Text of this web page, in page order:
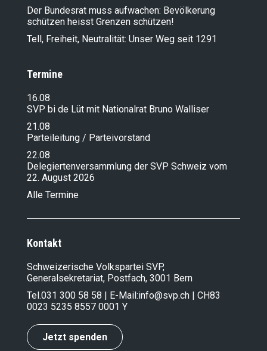
Der Bundesrat muss aufwachen: Bevölkerung
schützen heisst Grenzen schützen!
Tell, Freiheit, Neutralität: Unser Weg seit 1291
Termine
16.08
SVP bi de Lüt mit Nationalrat Bruno Walliser
21.08
Parteileitung / Parteivorstand
22.08
Delegiertenversammlung der SVP Schweiz vom
22. August 2026
Alle Termine
Kontakt
Schweizerische Volkspartei SVP,
Generalsekretariat, Postfach, 3001 Bern
Tel.031 300 58 58 | E-Mail:info@svp.ch | CH83
0023 5235 8557 0001 Y
Jetzt spenden